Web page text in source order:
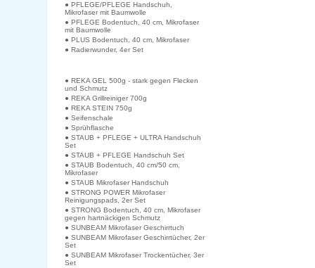
● PFLEGE/PFLEGE Handschuh,
Mikrofaser mit Baumwolle
● PFLEGE Bodentuch, 40 cm, Mikrofaser
mit Baumwolle
● PLUS Bodentuch, 40 cm, Mikrofaser
● Radierwunder, 4er Set
● REKA GEL 500g - stark gegen Flecken
und Schmutz
● REKA Grillreiniger 700g
● REKA STEIN 750g
● Seifenschale
● Sprühflasche
● STAUB + PFLEGE + ULTRA Handschuh
Set
● STAUB + PFLEGE Handschuh Set
● STAUB Bodentuch, 40 cm/50 cm,
Mikrofaser
● STAUB Mikrofaser Handschuh
● STRONG POWER Mikrofaser
Reinigungspads, 2er Set
● STRONG Bodentuch, 40 cm, Mikrofaser
gegen hartnäckigen Schmutz
● SUNBEAM Mikrofaser Geschirrtuch
● SUNBEAM Mikrofaser Geschirrtücher, 2er
Set
● SUNBEAM Mikrofaser Trockentücher, 3er
Set